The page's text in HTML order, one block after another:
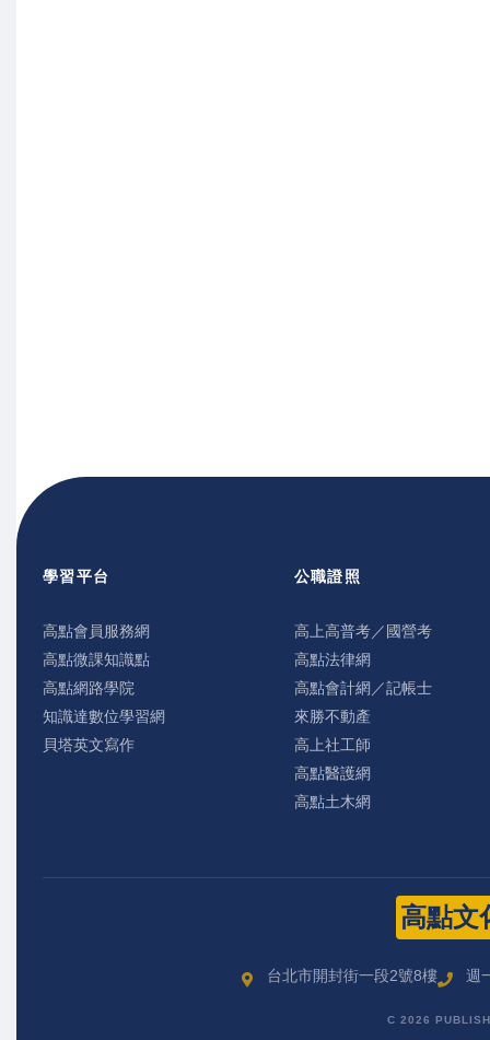
學習平台
高點會員服務網
高點微課知識點
高點網路學院
知識達數位學習網
貝塔英文寫作
公職證照
高上高普考／國營考
高點法律網
高點會計網／記帳士
來勝不動產
高上社工師
高點醫護網
高點土木網
高點文
台北市開封街一段2號8樓 週
C 2026